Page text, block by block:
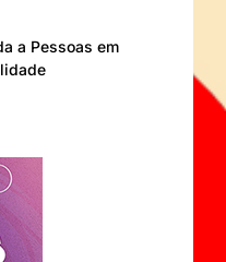
a Pessoas em